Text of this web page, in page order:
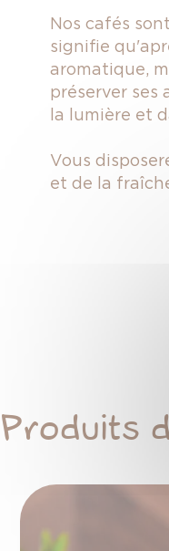
Nos cafés
signifie
aromatique,
préserver ses
la lumière et
Vous
et de la
Produits